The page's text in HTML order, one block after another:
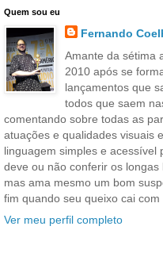
Quem sou eu
Fernando
Amante da sétima
2010 após se
lançamentos que
todos que saem
comentando sobre todas as
atuações e qualidades visuais
linguagem simples e acessível
deve ou não conferir os longas
mas ama mesmo um bom
fim quando seu queixo cai com
Ver meu perfil completo